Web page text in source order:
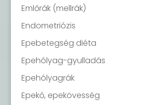
Emlőrák (mellrák)
Endometriózis
Epebetegség diéta
Epehólyag-gyulladás
Epehólyagrák
Epekő, epekövesség